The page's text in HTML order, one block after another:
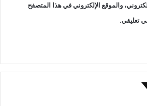
والموقع الإلكتروني في هذا المتصفح
تعليقي.